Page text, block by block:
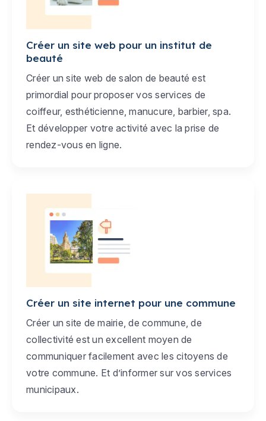
Créer un site web pour un institut de
beauté
Créer un site web de salon de beauté est
primordial pour proposer vos services de
coiffeur, esthéticienne, manucure, barbier, spa.
Et développer votre activité avec la prise de
rendez-vous en ligne.
Créer un site internet pour une commune
Créer un site de mairie, de commune, de
collectivité est un excellent moyen de
communiquer facilement avec les citoyens de
votre commune. Et d’informer sur vos services
municipaux.